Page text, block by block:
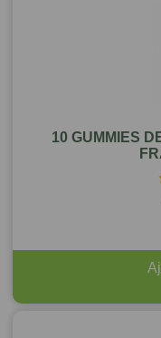
10 GUMMIES